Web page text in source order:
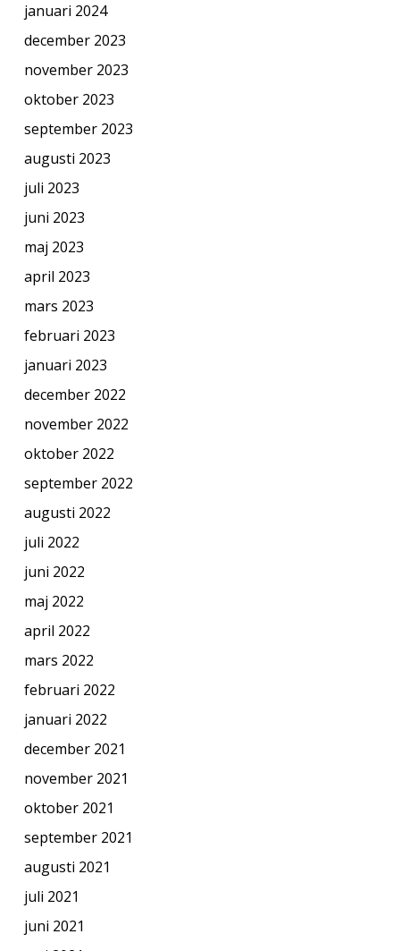
januari 2024
december 2023
november 2023
oktober 2023
september 2023
augusti 2023
juli 2023
juni 2023
maj 2023
april 2023
mars 2023
februari 2023
januari 2023
december 2022
november 2022
oktober 2022
september 2022
augusti 2022
juli 2022
juni 2022
maj 2022
april 2022
mars 2022
februari 2022
januari 2022
december 2021
november 2021
oktober 2021
september 2021
augusti 2021
juli 2021
juni 2021